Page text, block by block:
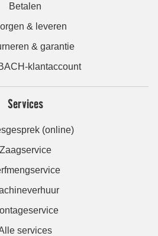
Betalen
& leveren
& garantie
klantaccount
Services
(online)
Zaagservice
services